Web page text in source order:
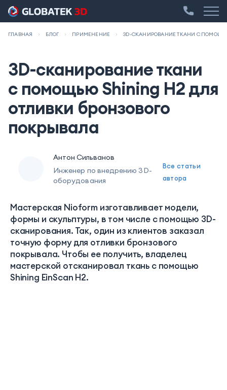
ГЛАВНАЯ БЛОГ ПРИМЕНЕНИЕ 3D-СКАНИРОВАНИЕ ТКАНИ С
3D-сканирование ткани
с помощью Shining H2 для
отливки бронзового
покрывала
Антон Сильванов
Инженер по внедрению 3D-
оборудования
Все статьи
автора
Мастерская Nioform изготавливает модели,
формы и скульптуры, в том числе с помощью 3D-
сканирования. Так, один из клиентов заказал
точную форму для отливки бронзового
покрывала. Чтобы ее получить, владелец
мастерской отсканировал ткань с помощью
Shining EinScan H2.